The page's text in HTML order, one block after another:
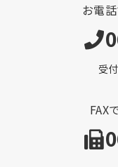
お電
受
FAX